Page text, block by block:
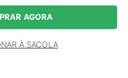
AGORA
À SACOLA